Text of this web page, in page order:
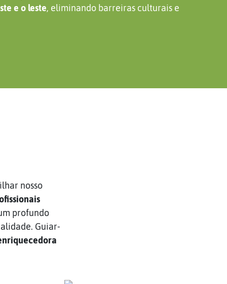
e o leste, eliminando barreiras culturais e
nosso
profundo
Guiar-